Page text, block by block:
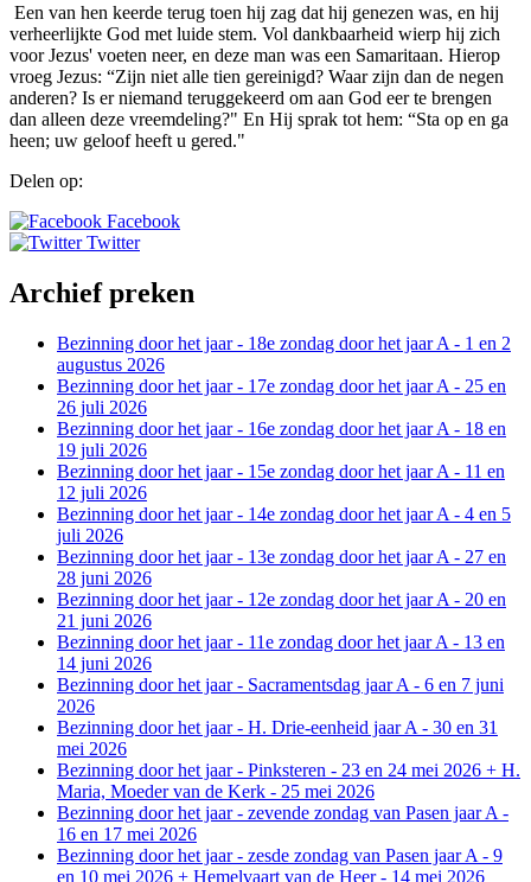
Een van hen keerde terug toen hij zag dat hij genezen was, en hij
verheerlijkte God met luide stem. Vol dankbaarheid wierp hij zich
voor Jezus' voeten neer, en deze man was een Samaritaan. Hierop
vroeg Jezus: “Zijn niet alle tien gereinigd? Waar zijn dan de negen
anderen? Is er niemand teruggekeerd om aan God eer te brengen
dan alleen deze vreemdeling?" En Hij sprak tot hem: “Sta op en ga
heen; uw geloof heeft u gered."
Delen op:
Facebook
Twitter
Archief preken
Bezinning door het jaar - 18e zondag door het jaar A - 1 en 2
augustus 2026
Bezinning door het jaar - 17e zondag door het jaar A - 25 en
26 juli 2026
Bezinning door het jaar - 16e zondag door het jaar A - 18 en
19 juli 2026
Bezinning door het jaar - 15e zondag door het jaar A - 11 en
12 juli 2026
Bezinning door het jaar - 14e zondag door het jaar A - 4 en 5
juli 2026
Bezinning door het jaar - 13e zondag door het jaar A - 27 en
28 juni 2026
Bezinning door het jaar - 12e zondag door het jaar A - 20 en
21 juni 2026
Bezinning door het jaar - 11e zondag door het jaar A - 13 en
14 juni 2026
Bezinning door het jaar - Sacramentsdag jaar A - 6 en 7 juni
2026
Bezinning door het jaar - H. Drie-eenheid jaar A - 30 en 31
mei 2026
Bezinning door het jaar - Pinksteren - 23 en 24 mei 2026 + H.
Maria, Moeder van de Kerk - 25 mei 2026
Bezinning door het jaar - zevende zondag van Pasen jaar A -
16 en 17 mei 2026
Bezinning door het jaar - zesde zondag van Pasen jaar A - 9
en 10 mei 2026 + Hemelvaart van de Heer - 14 mei 2026